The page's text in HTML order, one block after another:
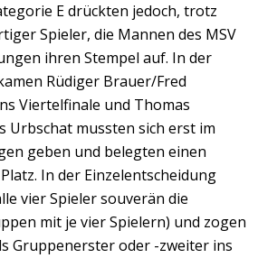
E drückten jedoch, trotz
Spieler, die Mannen des MSV
ihren Stempel auf. In der
Rüdiger Brauer/Fred
Viertelfinale und Thomas
Urbschat mussten sich erst im
geben und belegten einen
In der Einzelentscheidung
vier Spieler souverän die
mit je vier Spielern) und zogen
Gruppenerster oder -zweiter ins